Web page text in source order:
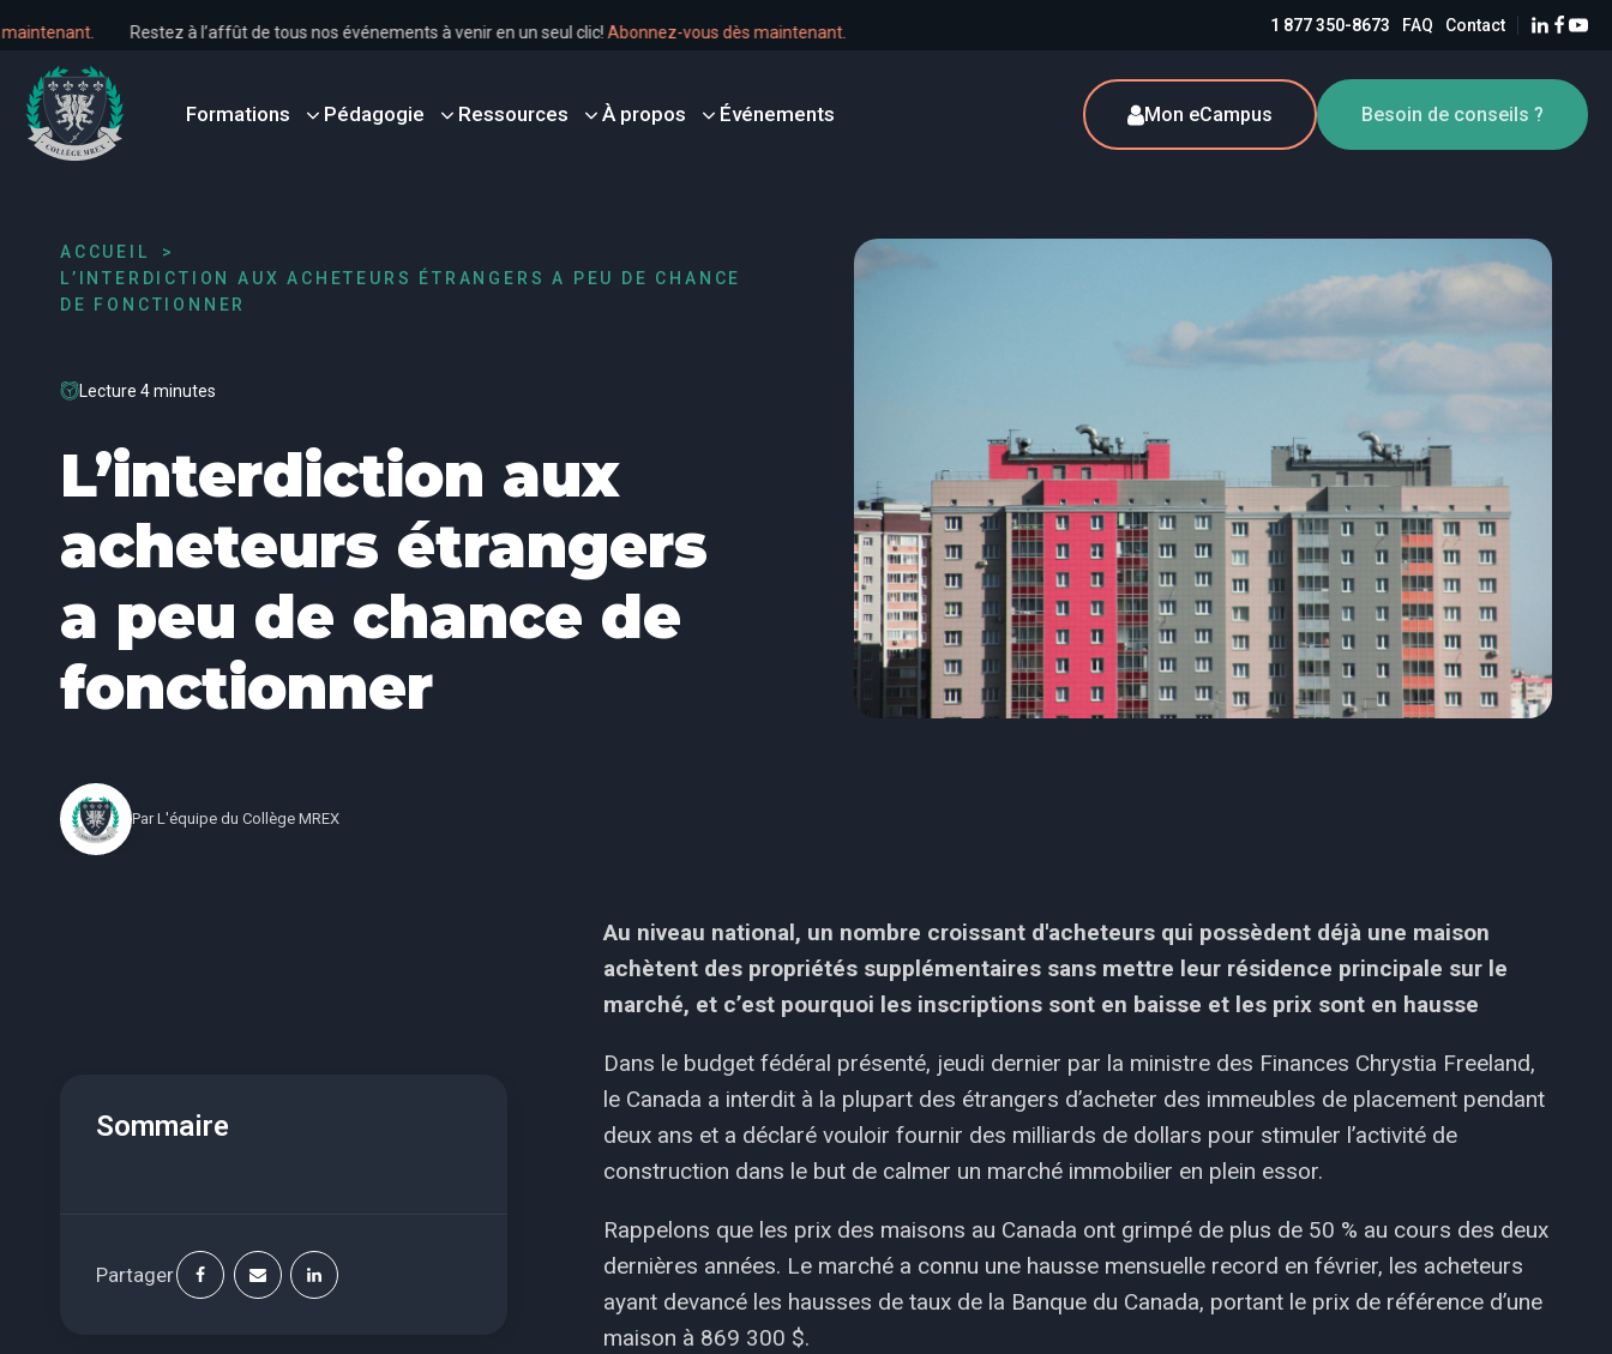
dès maintenant. Restez à l’affût de tous nos événements à venir en un seul clic!Abonnez-vous dès maintenant 1 877 350-8673 FAQ Contact
Formations Pédagogie Ressources À propos Événements Mon eCampus Besoin de conseils ?
ACCUEIL
L’INTERDICTION AUX ACHETEURS ÉTRANGERS A PEU DE CHANCE
DE FONCTIONNER
Lecture 4 minutes
L’interdiction aux
acheteurs étrangers
a peu de chance de
fonctionner
Par L'équipe du Collège MREX
Sommaire
Partager
Au niveau national, un nombre croissant d'acheteurs qui possèdent déjà une maison
achètent des propriétés supplémentaires sans mettre leur résidence principale sur le
marché, et c’est pourquoi les inscriptions sont en baisse et les prix sont en hausse
Dans le budget fédéral présenté, jeudi dernier par la ministre des Finances Chrystia Freeland,
le Canada a interdit à la plupart des étrangers d’acheter des immeubles de placement pendant
deux ans et a déclaré vouloir fournir des milliards de dollars pour stimuler l’activité de
construction dans le but de calmer un marché immobilier en plein essor.
Rappelons que les prix des maisons au Canada ont grimpé de plus de 50 % au cours des deux
dernières années. Le marché a connu une hausse mensuelle record en février, les acheteurs
ayant devancé les hausses de taux de la Banque du Canada, portant le prix de référence d’une
maison à 869 300 $.